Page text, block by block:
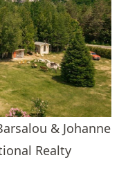
& Johanne
Realty